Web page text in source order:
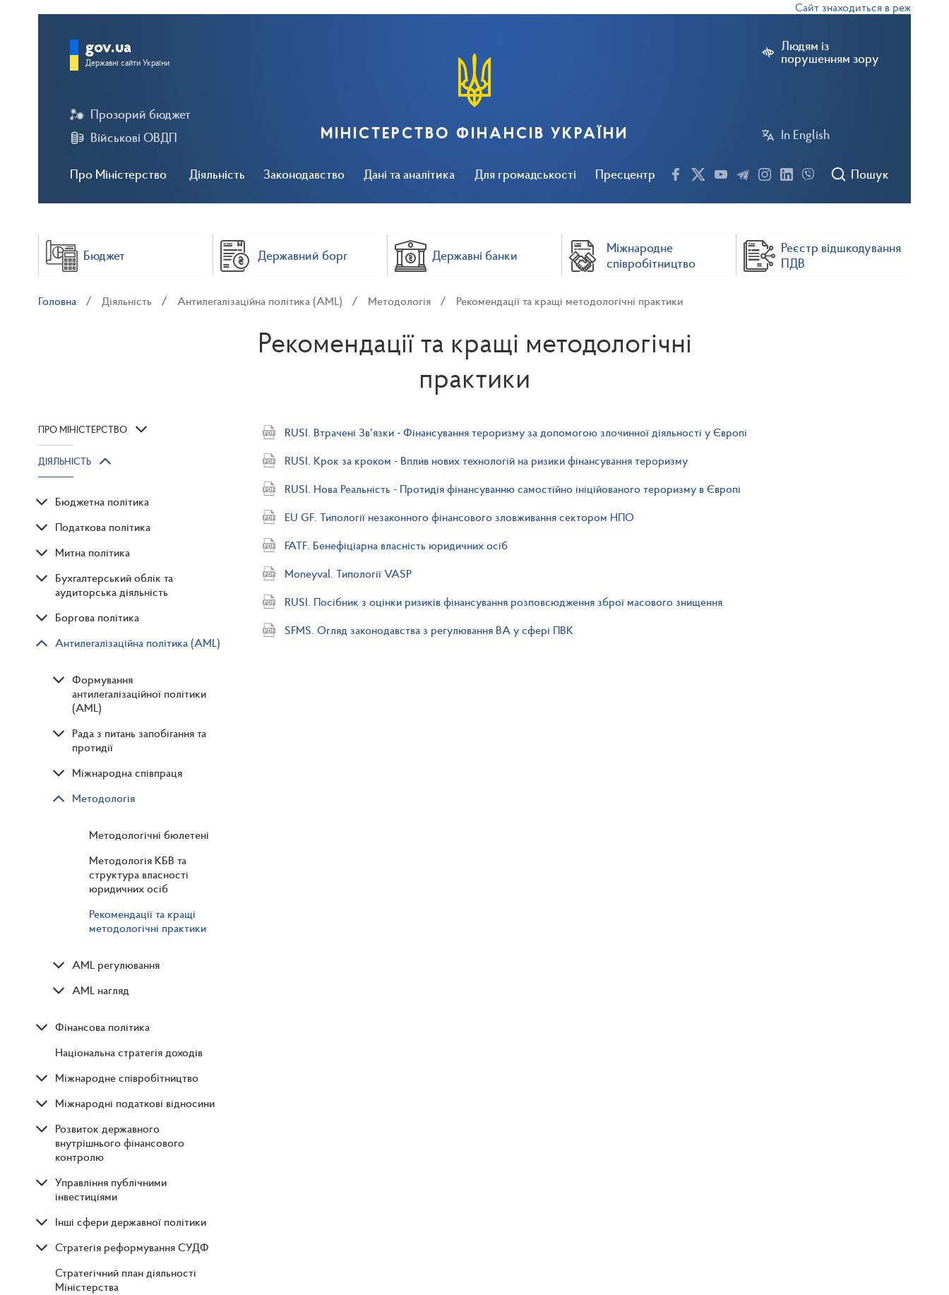
Сайт знаходиться в режимі
Людям із
порушенням зору
In English
Про Міністерство Діяльність Законодавство Дані та аналітика Для громадськості Пресцентр
Прозорий бюджет
Військові ОВДП
Пошук
gov.ua
Державні сайти України
МІНІСТЕРСТВО ФІНАНСІВ УКРАЇНИ
Бюджет Державний борг Державні банки
Міжнародне
співробітництво
Реєстр відшкодування
ПДВ
Головна Діяльність Антилегалізаційна політика (AML) Методологія Рекомендації та кращі методологічні практики
Рекомендації та кращі методологічні
практики
ПРО МІНІСТЕРСТВО
ДІЯЛЬНІСТЬ
Бюджетна політика
Податкова політика
Митна політика
Бухгалтерський облік та
аудиторська діяльність
Боргова політика
Антилегалізаційна політика (AML)
Формування
антилегалізаційної політики
(AML)
Рада з питань запобігання та
протидії
Міжнародна співпраця
Методологія
Методологічні бюлетені
Методологія КБВ та
структура власності
юридичних осіб
Рекомендації та кращі
методологічні практики
AML регулювання
AML нагляд
Фінансова політика
Національна стратегія доходів
Міжнародне співробітництво
Міжнародні податкові відносини
Розвиток державного
внутрішнього фінансового
контролю
Управління публічними
інвестиціями
Інші сфери державної політики
Стратегія реформування СУДФ
Стратегічний план діяльності
Міністерства
RUSI. Втрачені Зв’язки - Фінансування тероризму за допомогою злочинної діяльності у Європі
RUSI. Крок за кроком - Вплив нових технологій на ризики фінансування тероризму
RUSI. Нова Реальність - Протидія фінансуванню самостійно ініційованого тероризму в Європі
EU GF. Типології незаконного фінансового зловживання сектором НПО
FATF. Бенефіціарна власність юридичних осіб
Moneyval. Типології VASP
RUSI. Посібник з оцінки ризиків фінансування розповсюдження зброї масового знищення
SFMS. Огляд законодавства з регулювання ВА у сфері ПВК